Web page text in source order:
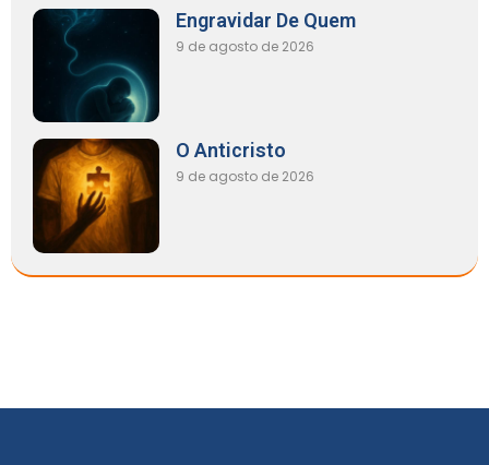
Engravidar De Quem
9 de agosto de 2026
O Anticristo
9 de agosto de 2026